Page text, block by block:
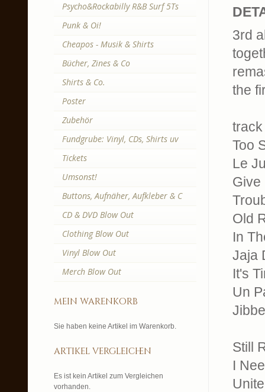
3rd
the
track
Too
Le
Give
Old
In
Jaja
It's
Un
Still
I
Psycho&Rockabilly R&B Surf 5Ts
Punk & Oi!
Cheapos - Musik & Shirts
Bücher, Zines & Co
Shirts & Co.
Poster
Zubehör
Fundgrube: Vinyl, CDs, Shirts uv
Tickets
Umsonst!
Buttons, Aufnäher, Aufkleber & C
CD & DVD Blow Out
Clothing Blow Out
Vinyl Blow Out
Merch Blow Out
mein warenkorb
Sie haben keine Artikel im Warenkorb.
artikel vergleichen
Es ist kein Artikel zum Vergleichen
vorhanden.